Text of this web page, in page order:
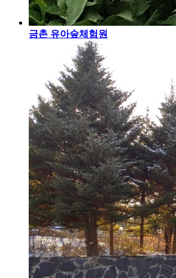
금촌 유아숲체험원